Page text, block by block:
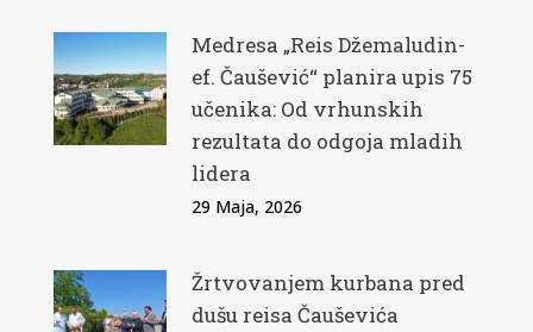
Medresa „Reis Džemaludin-
ef. Čaušević“ planira upis 75
učenika: Od vrhunskih
rezultata do odgoja mladih
lidera
29 Maja, 2026
Žrtvovanjem kurbana pred
dušu reisa Čauševića